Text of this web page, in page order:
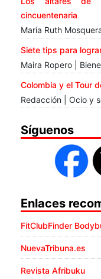
cincuentenaria
María Ruth
Siete tips para
Maira Ropero |
Colombia y el Tour
Redacción | Ocio y
Síguenos
Enlaces
FitClubFinder
NuevaTribuna.es
Revista Afribuku